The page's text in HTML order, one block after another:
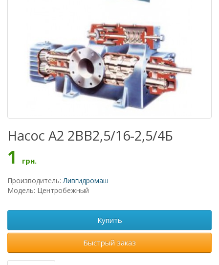
Насос А2 2ВВ2,5/16-2,5/4Б
1 грн.
Производитель:Ливгидромаш
Модель: Центробежный
Купить
Быстрый заказ